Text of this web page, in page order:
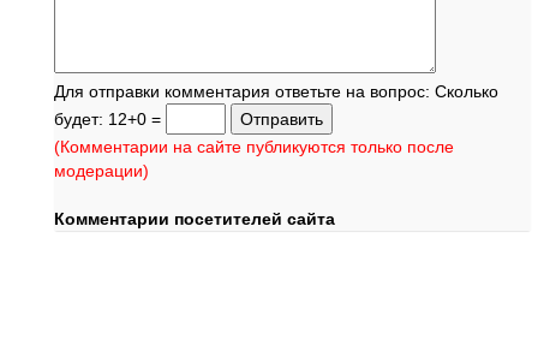
Для отправки комментария ответьте на вопрос: Сколько
будет: 12+0 =
(Комментарии на сайте публикуются только после
модерации)
Комментарии посетителей сайта